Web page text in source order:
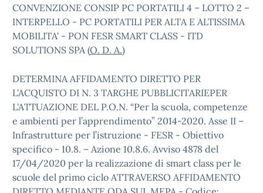
CONVENZIONE CONSIP PC PORTATILI 4 – LOTTO 2 –
INTERPELLO - PC PORTATILI PER ALTA E ALTISSIMA
MOBILITA' - PON FESR SMART CLASS - ITD
SOLUTIONS SPA (O. D. A.)
DETERMINA AFFIDAMENTO DIRETTO PER
L'ACQUISTO DI N. 3 TARGHE PUBBLICITARIEPER
L'ATTUAZIONE DEL P.O.N. “Per la scuola, competenze
e ambienti per l’apprendimento” 2014-2020. Asse II –
Infrastrutture per l’istruzione - FESR - Obiettivo
specifico - 10.8. – Azione 10.8.6. Avviso 4878 del
17/04/2020 per la realizzazione di smart class per le
scuole del primo ciclo ATTRAVERSO AFFIDAMENTO